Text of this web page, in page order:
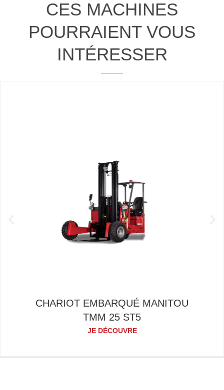
CES MACHINES
POURRAIENT VOUS
INTÉRESSER
CHARIOT EMBARQUÉ MANITOU
TMM 25 ST5
JE DÉCOUVRE